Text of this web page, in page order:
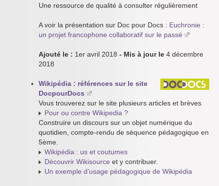
Une ressource de qualité à consulter régulièrement
A voir la présentation sur Doc pour Docs : Euchronie :
un projet francophone collaboratif sur le passé
Ajouté le : 1er avril 2018 - Mis à jour le 4 décembre
2018
Wikipédia : références sur le site
DocpourDocs
Vous trouverez sur le site plusieurs articles et brèves
Pour ou contre Wikipedia ?
Construire un discours sur un objet numérique du
quotidien, compte-rendu de séquence pédagogique en
5ème.
Wikipédia : us et coutumes
Découvrir Wikisource et y contribuer.
Un exemple d’usage pédagogique de Wikipédia